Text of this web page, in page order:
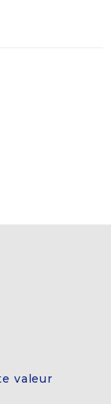
valeur